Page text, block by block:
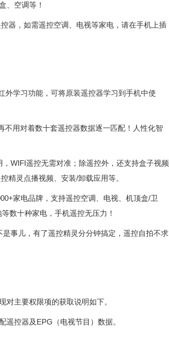
、空调等！
器，如需遥控空调、电视等家电，请在手机上插
外学习功能，可将原装遥控器学习到手机中使
用对着数十套遥控器数据逐一匹配！人性化智
WIFI遥控无需对准；除遥控外，还支持盒子视频
精灵点播视频、安装/卸载应用等。
家电品牌，支持遥控空调、电视、机顶盒/卫
数十种家电，手机遥控无压力！
事儿，有了遥控精灵分分钟搞定，遥控自拍不求
主要权限项的获取说明如下。
控器及EPG（电视节目）数据。